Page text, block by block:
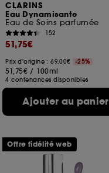
CLARINS
Eau Dynamisante
Eau de Soins parfumée
152
51,75€
Prix d'origine : 69,00€ -25%
51,75€ / 100ml
4 contenances disponibles
Ajouter au panier
Offre fidélité web